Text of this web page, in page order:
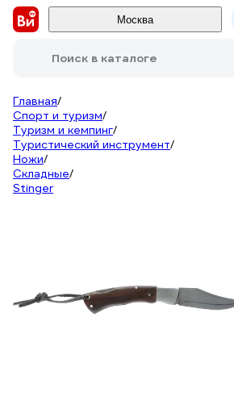
Москва
Поиск в каталоге
Главная/
Спорт и туризм/
Туризм и кемпинг/
Туристический инструмент/
Ножи/
Складные/
Stinger